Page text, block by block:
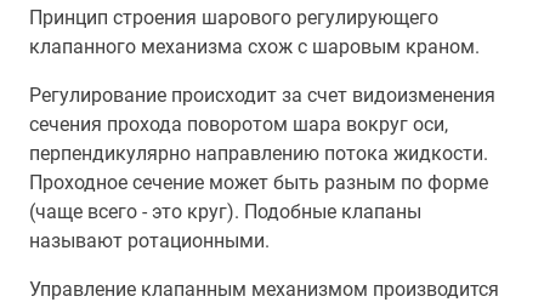
Принцип строения шарового регулирующего
клапанного механизма схож с шаровым краном.
Регулирование происходит за счет видоизменения
сечения прохода поворотом шара вокруг оси,
перпендикулярно направлению потока жидкости.
Проходное сечение может быть разным по форме
(чаще всего - это круг). Подобные клапаны
называют ротационными.
Управление клапанным механизмом производится